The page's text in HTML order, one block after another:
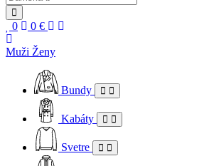
0 0 €
Muži Ženy
Bundy
Kabáty
Svetre